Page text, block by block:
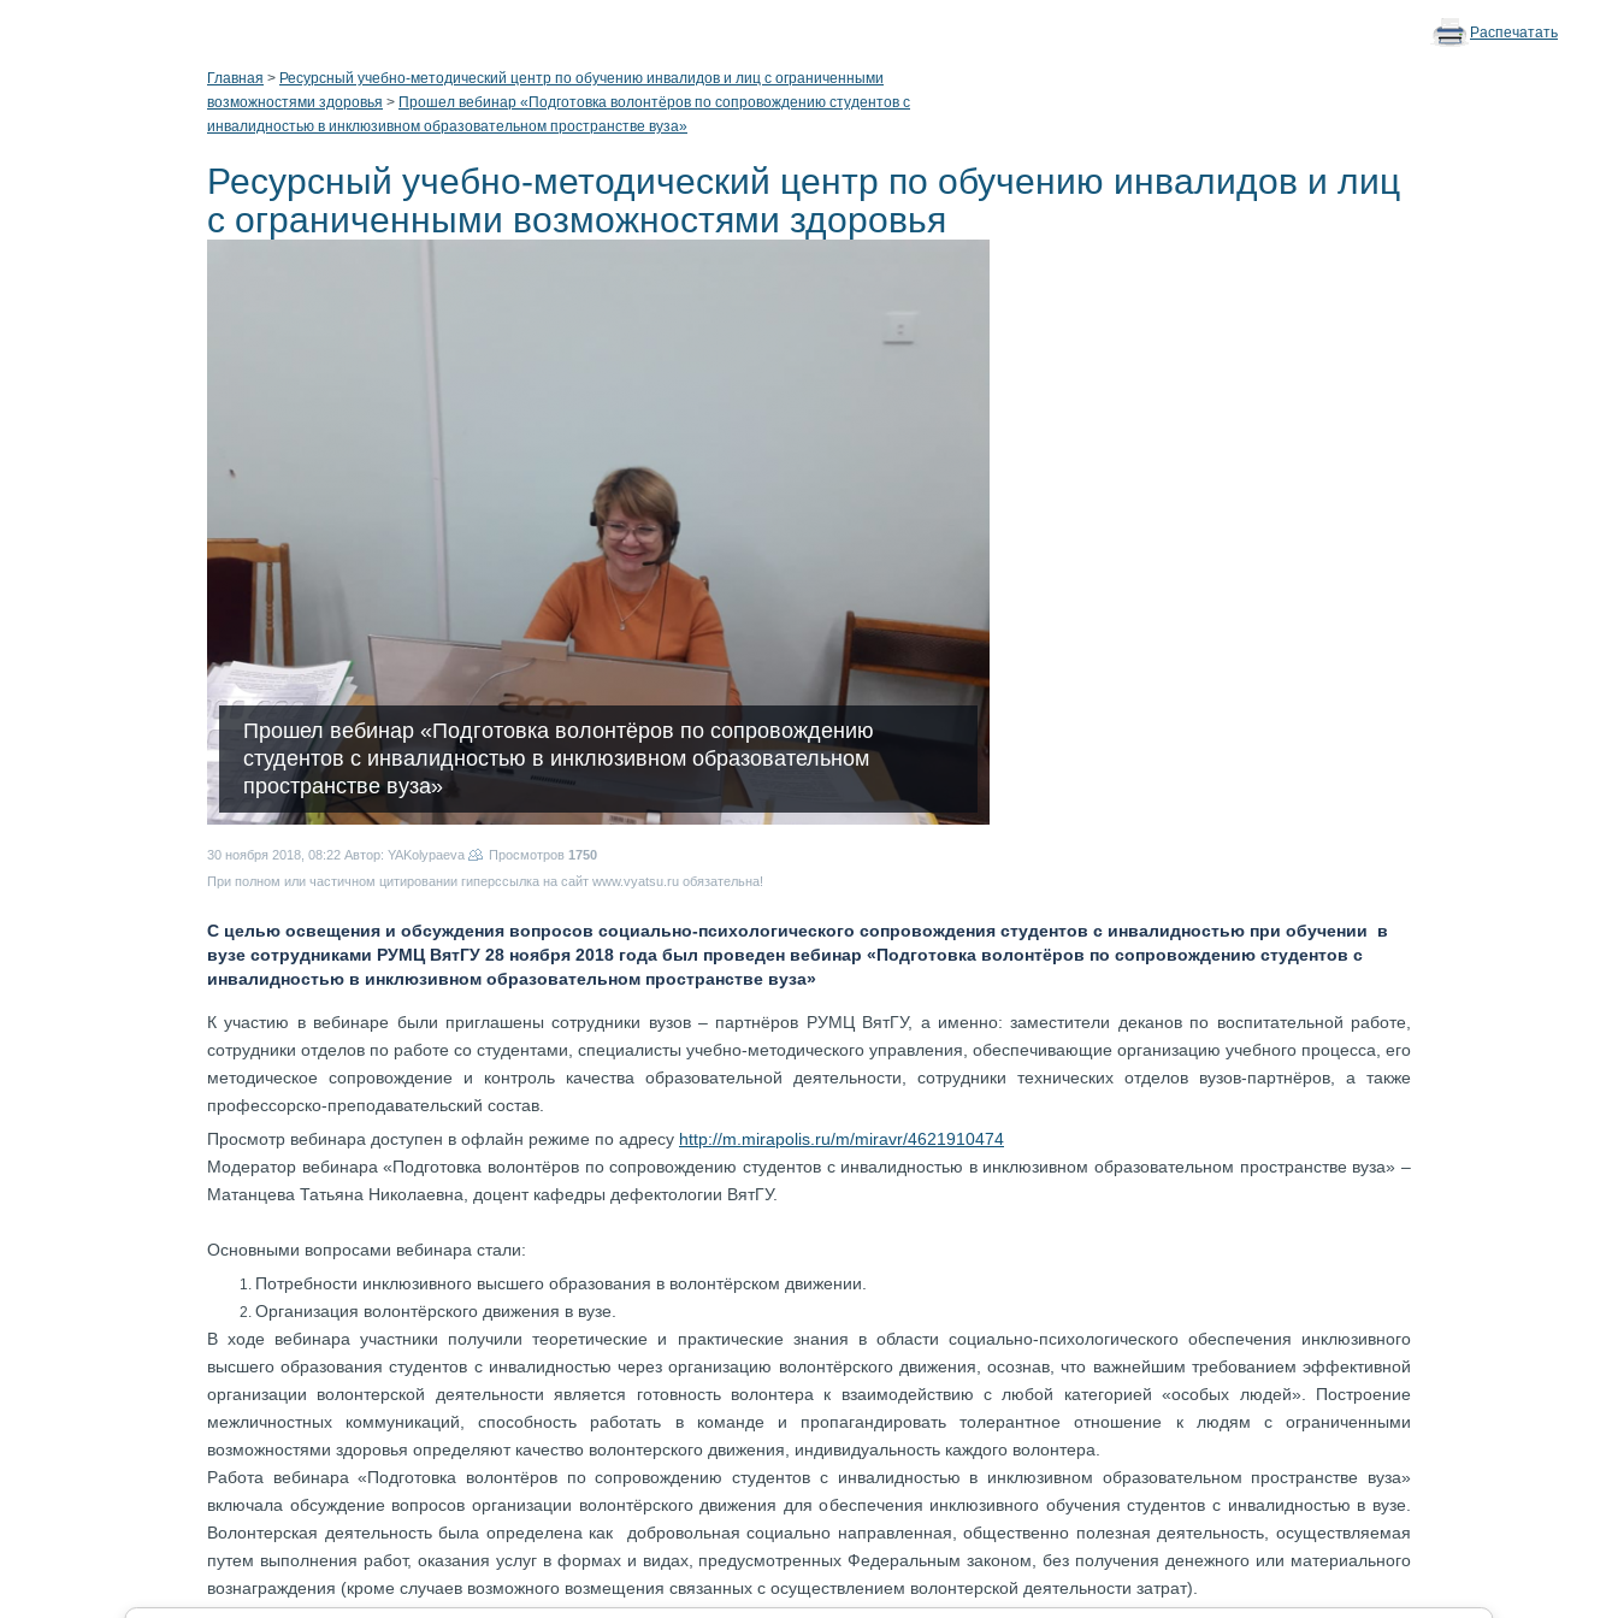
Распечатать
Главная > Ресурсный учебно-методический центр по обучению инвалидов и лиц с ограниченными
возможностями здоровья > Прошел вебинар «Подготовка волонтёров по сопровождению студентов с
инвалидностью в инклюзивном образовательном пространстве вуза»
Ресурсный учебно-методический центр по обучению инвалидов и лиц
с ограниченными возможностями здоровья
Прошел вебинар «Подготовка волонтёров по сопровождению
студентов с инвалидностью в инклюзивном образовательном
пространстве вуза»
30 ноября 2018, 08:22 Автор: YAKolypaeva Просмотров 1750
При полном или частичном цитировании гиперссылка на сайт www.vyatsu.ru обязательна!
С целью освещения и обсуждения вопросов социально-психологического сопровождения студентов с инвалидностью при обучении в
вузе сотрудниками РУМЦ ВятГУ 28 ноября 2018 года был проведен вебинар «Подготовка волонтёров по сопровождению студентов с
инвалидностью в инклюзивном образовательном пространстве вуза»
К участию в вебинаре были приглашены сотрудники вузов – партнёров РУМЦ ВятГУ, а именно: заместители деканов по воспитательной работе,
сотрудники отделов по работе со студентами, специалисты учебно-методического управления, обеспечивающие организацию учебного процесса, его
методическое сопровождение и контроль качества образовательной деятельности, сотрудники технических отделов вузов-партнёров, а также
профессорско-преподавательский состав.
Просмотр вебинара доступен в офлайн режиме по адресу http://m.mirapolis.ru/m/miravr/4621910474
Модератор вебинара «Подготовка волонтёров по сопровождению студентов с инвалидностью в инклюзивном образовательном пространстве вуза» –
Матанцева Татьяна Николаевна, доцент кафедры дефектологии ВятГУ.
Основными вопросами вебинара стали:
Потребности инклюзивного высшего образования в волонтёрском движении.
Организация волонтёрского движения в вузе.
В ходе вебинара участники получили теоретические и практические знания в области социально-психологического обеспечения инклюзивного
высшего образования студентов с инвалидностью через организацию волонтёрского движения, осознав, что важнейшим требованием эффективной
организации волонтерской деятельности является готовность волонтера к взаимодействию с любой категорией «особых людей». Построение
межличностных коммуникаций, способность работать в команде и пропагандировать толерантное отношение к людям с ограниченными
возможностями здоровья определяют качество волонтерского движения, индивидуальность каждого волонтера.
Работа вебинара «Подготовка волонтёров по сопровождению студентов с инвалидностью в инклюзивном образовательном пространстве вуза»
включала обсуждение вопросов организации волонтёрского движения для обеспечения инклюзивного обучения студентов с инвалидностью в вузе.
Волонтерская деятельность была определена как добровольная социально направленная, общественно полезная деятельность, осуществляемая
путем выполнения работ, оказания услуг в формах и видах, предусмотренных Федеральным законом, без получения денежного или материального
вознаграждения (кроме случаев возможного возмещения связанных с осуществлением волонтерской деятельности затрат).